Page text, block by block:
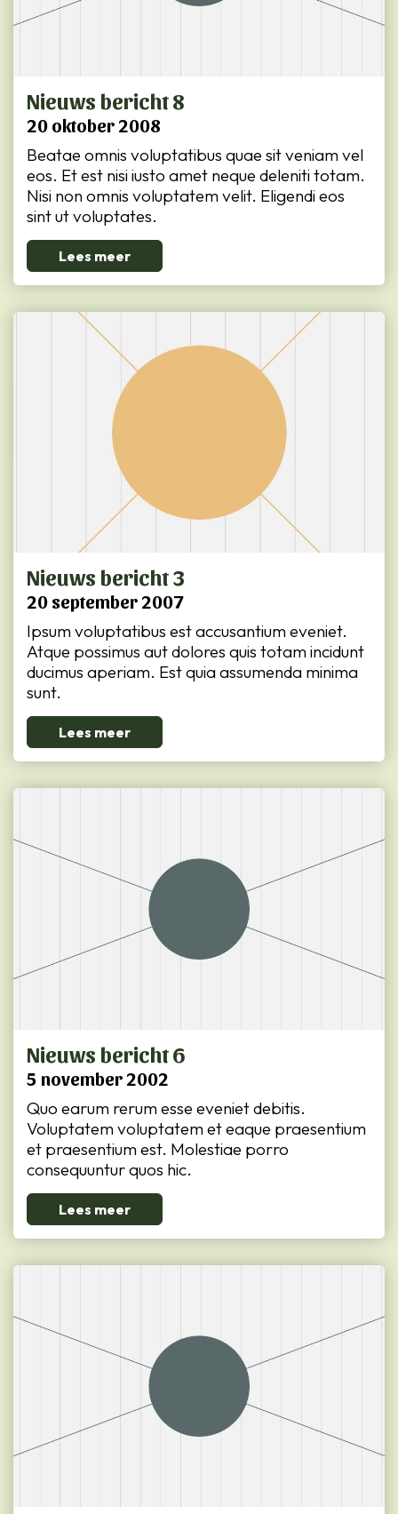
Nieuws bericht 8
20 oktober 2008
Beatae omnis voluptatibus quae sit veniam vel
eos. Et est nisi iusto amet neque deleniti totam.
Nisi non omnis voluptatem velit. Eligendi eos
sint ut voluptates.
Lees meer
Nieuws bericht 3
20 september 2007
Ipsum voluptatibus est accusantium eveniet.
Atque possimus aut dolores quis totam incidunt
ducimus aperiam. Est quia assumenda minima
sunt.
Lees meer
Nieuws bericht 6
5 november 2002
Quo earum rerum esse eveniet debitis.
Voluptatem voluptatem et eaque praesentium
et praesentium est. Molestiae porro
consequuntur quos hic.
Lees meer